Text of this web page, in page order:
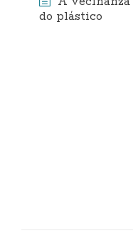
do plástico